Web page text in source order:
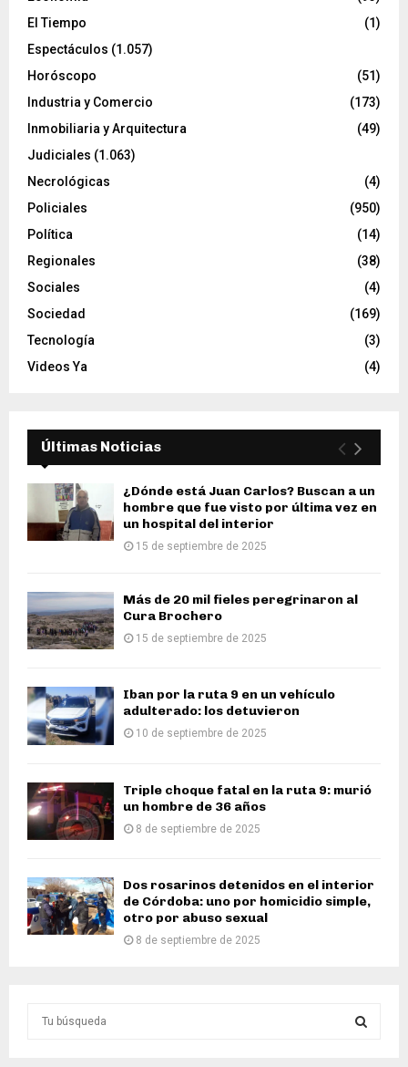
El Tiempo
(1)
Espectáculos (1.057)
Horóscopo
(51)
Industria y Comercio
(173)
Inmobiliaria y Arquitectura
(49)
Judiciales (1.063)
Necrológicas
(4)
Policiales
(950)
Política
(14)
Regionales
(38)
Sociales
(4)
Sociedad
(169)
Tecnología
(3)
Videos Ya
(4)
Últimas Noticias
¿Dónde está Juan Carlos? Buscan a un
hombre que fue visto por última vez en
un hospital del interior
15 de septiembre de 2025
Más de 20 mil fieles peregrinaron al
Cura Brochero
15 de septiembre de 2025
Iban por la ruta 9 en un vehículo
adulterado: los detuvieron
10 de septiembre de 2025
Triple choque fatal en la ruta 9: murió
un hombre de 36 años
8 de septiembre de 2025
Dos rosarinos detenidos en el interior
de Córdoba: uno por homicidio simple,
otro por abuso sexual
8 de septiembre de 2025